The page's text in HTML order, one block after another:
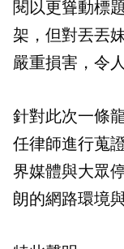
閱以更聳動標
架，但對丟丟
嚴重損害，令
針對此次一條
任律師進行蒐
界媒體與大眾
朗的網路環境